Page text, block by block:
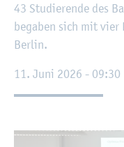
43 Stu­die­ren­de des
be­ga­ben sich mit vier
Ber­lin.
11. Juni 2026 - 09:30